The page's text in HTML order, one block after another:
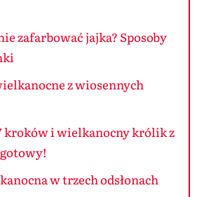
zafarbować jajka? Sposoby
z wiosennych
kroków i wielkanocny królik z
w trzech odsłonach